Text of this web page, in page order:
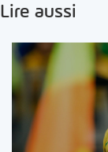
Lire aussi